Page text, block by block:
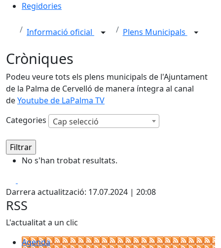
Regidories
Informació oficial Plens Municipals
Cròniques
Podeu veure tots els plens municipals de l'Ajuntament
de la Palma de Cervelló de manera íntegra al canal
deYoutube de LaPalma TV
Categories
Cap selecció
No s'han trobat resultats.
Darrera actualització: 17.07.2024 | 20:08
RSS
L'actualitat a un clic
Agenda